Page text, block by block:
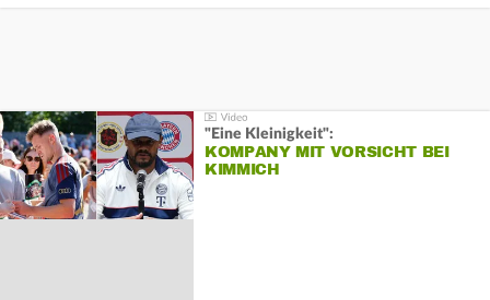
"Eine Kleinigkeit":
KOMPANY MIT VORSICHT BEI
KIMMICH